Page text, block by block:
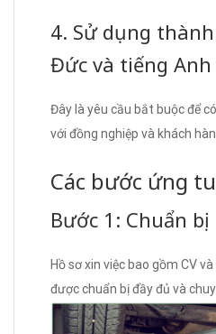
4. Sử dụng
Đức và tiếng Anh
Đây là yêu cầu bắt buộc để
với đồng nghiệp và khách
Các bước ứng
Bước 1: Chuẩn
Hồ sơ xin việc bao gồm CV
được chuẩn bị đầy đủ và